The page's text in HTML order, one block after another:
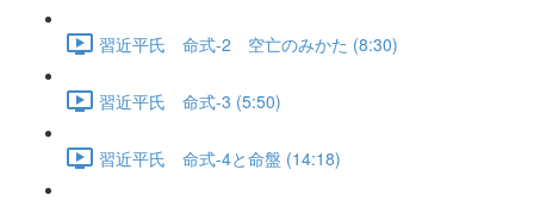
習近平氏 命式-2 空亡のみかた (8:30)
習近平氏 命式-3 (5:50)
習近平氏 命式-4と命盤 (14:18)